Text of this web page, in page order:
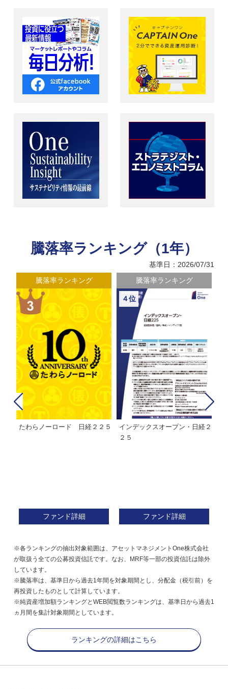
騰落率ランキング（1年）
基準日：2026/07/31
騰落率ランキング
たわらノーロード 日経２２５
ファンド詳細
騰落率ランキング
４位
インデックスオープン・日経２
２５
ファンド詳細
※各ランキングの抽出対象範囲は、アセットマネジメントOne株式会社
が取扱う全ての公募投資信託です。なお、MRF等一部の投資信託は除外
しています。
※騰落率は、基準日から過去1年間を対象期間とし、分配金（税引前）を
再投資したものとして計算しています。
※純資産増加額ランキングとWEB閲覧数ランキングは、基準日から過去1
ヵ月間を集計対象期間としています。
ランキングの詳細はこちら